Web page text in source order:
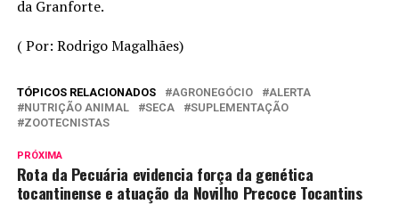
da Granforte.
( Por: Rodrigo Magalhães)
TÓPICOS RELACIONADOS AGRONEGÓCIO
ALERTA
NUTRIÇÃO ANIMAL
SECA
SUPLEMENTAÇÃO
ZOOTECNISTAS
PRÓXIMA
Rota da Pecuária evidencia força da genética
tocantinense e atuação da Novilho Precoce Tocantins